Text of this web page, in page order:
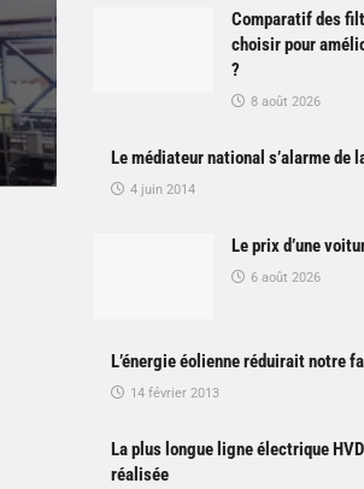
Comparatif des
choisir pour
?
8 août 2026
Le médiateur national s’alarme de
4 juin 2014
Le prix d’une
6 août 2026
L’énergie éolienne réduirait notre
14 février 2013
La plus longue ligne électrique
réalisée